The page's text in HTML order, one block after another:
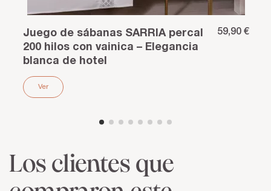
Juego de sábanas SARRIA percal
200 hilos con vainica – Elegancia
blanca de hotel
59,90 €
Ver
Los clientes que